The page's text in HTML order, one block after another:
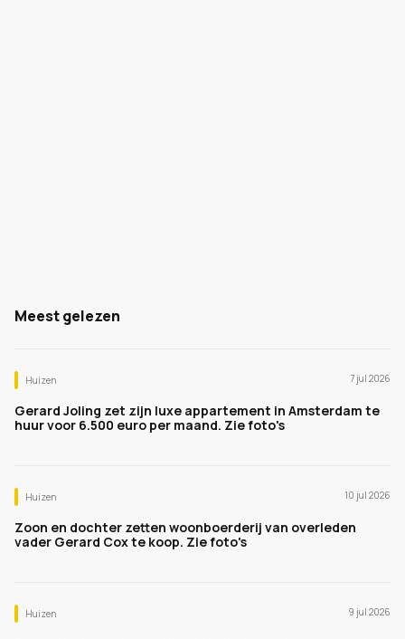
Meest gelezen
Huizen 7 jul 2026
Gerard Joling zet zijn luxe appartement in Amsterdam te
huur voor 6.500 euro per maand. Zie foto's
Huizen 10 jul 2026
Zoon en dochter zetten woonboerderij van overleden
vader Gerard Cox te koop. Zie foto's
Huizen 9 jul 2026